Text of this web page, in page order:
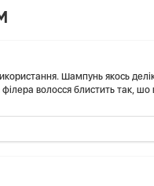
Шампунь якось
волосся блистить так, шо